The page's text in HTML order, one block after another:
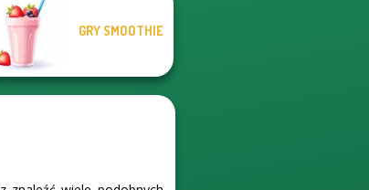
GRY SMOOTHIE